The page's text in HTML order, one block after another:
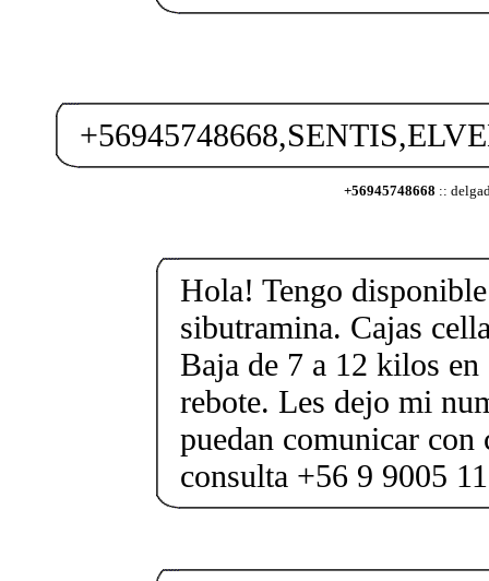
+56945748668 ::
Hola! Tengo
sibutramina. Cajas
Baja de 7 a 12 kilos
rebote. Les dejo mi
puedan comunicar con
consulta +56 9 9005